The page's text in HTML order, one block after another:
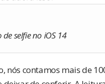
selfie no iOS 14
nós contamos mais de